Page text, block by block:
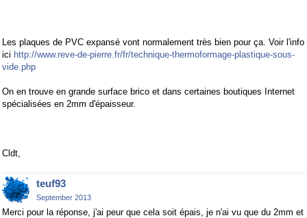
Les plaques de PVC expansé vont normalement très bien pour ça. Voir l'info
ici http://www.reve-de-pierre.fr/fr/technique-thermoformage-plastique-sous-
vide.php
On en trouve en grande surface brico et dans certaines boutiques Internet
spécialisées en 2mm d'épaisseur.
Cldt,
teuf93
September 2013
Merci pour la réponse, j'ai peur que cela soit épais, je n'ai vu que du 2mm et